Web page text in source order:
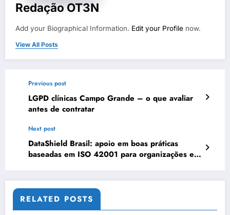
Redação OT3N
Add your Biographical Information. Edit your Profile now.
View All Posts
Previous post
LGPD clínicas Campo Grande – o que avaliar
antes de contratar
Next post
DataShield Brasil: apoio em boas práticas
baseadas em ISO 42001 para organizações em
RELATED POSTS